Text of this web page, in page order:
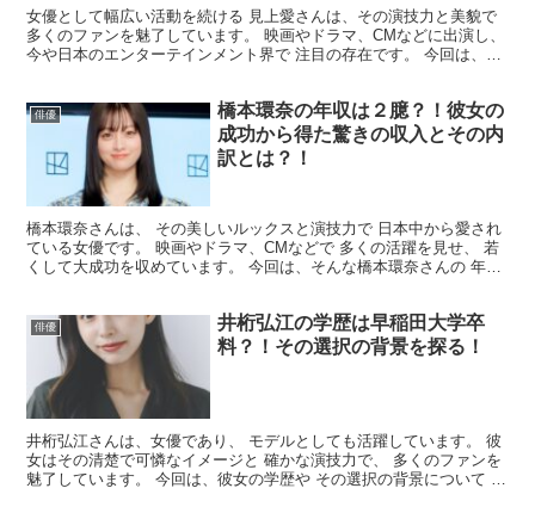
女優として幅広い活動を続ける 見上愛さんは、その演技力と美貌で
多くのファンを魅了しています。 映画やドラマ、CMなどに出演し、
今や日本のエンターテインメント界で 注目の存在です。 今回は、そ
俳優
橋本環奈の年収は２臆？！彼女の
成功から得た驚きの収入とその内
訳とは？！
橋本環奈さんは、 その美しいルックスと演技力で 日本中から愛され
ている女優です。 映画やドラマ、CMなどで 多くの活躍を見せ、 若
くして大成功を収めています。 今回は、そんな橋本環奈さんの 年収
俳優
井桁弘江の学歴は早稲田大学卒
料？！その選択の背景を探る！
井桁弘江さんは、女優であり、 モデルとしても活躍しています。 彼
女はその清楚で可憐なイメージと 確かな演技力で、 多くのファンを
魅了しています。 今回は、彼女の学歴や その選択の背景について 詳